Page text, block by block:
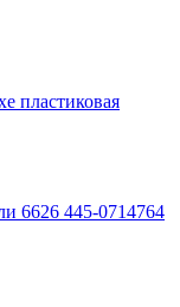
пластиковая
6626 445-0714764